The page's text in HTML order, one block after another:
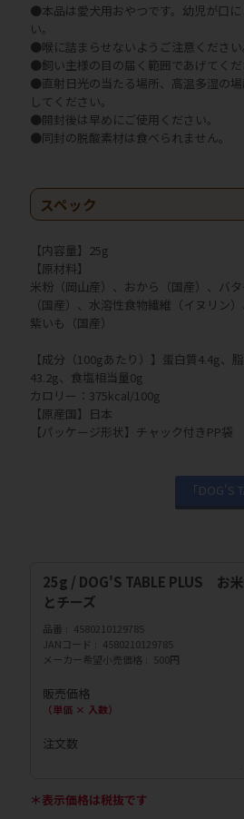
●本品は愛犬用おやつです。幼児が口
い。
●喉に詰まらせないようご注意ください
●飼い主様の目の届く範囲であげてくだ
●直射日光の当たる場所、高温多湿の
してください。
●開封後は早めにご使用ください。
●同封の脱酸素材は食べられません。
スペック
【内容量】25g
【原材料】
米粉（岡山産）、おから（国産）、バ
（国産）、水溶性食物繊維（イヌリン
紫いも（国産）
【成分（100gあたり）】蛋白質4.4g、
43.2g、食塩相当量0g
カロリー：375kcal/100g
【原産国】日本
【パッケージ形状】チャック付きPP袋
「DOG'S
25g / DOG'S TABLE PLUS お
とチーズ
品番
4580210129785
JANコード
4580210129785
メーカー希望小売価格
500円
販売価格
（単価 × 入数）
注文数
＊表示価格は税抜です